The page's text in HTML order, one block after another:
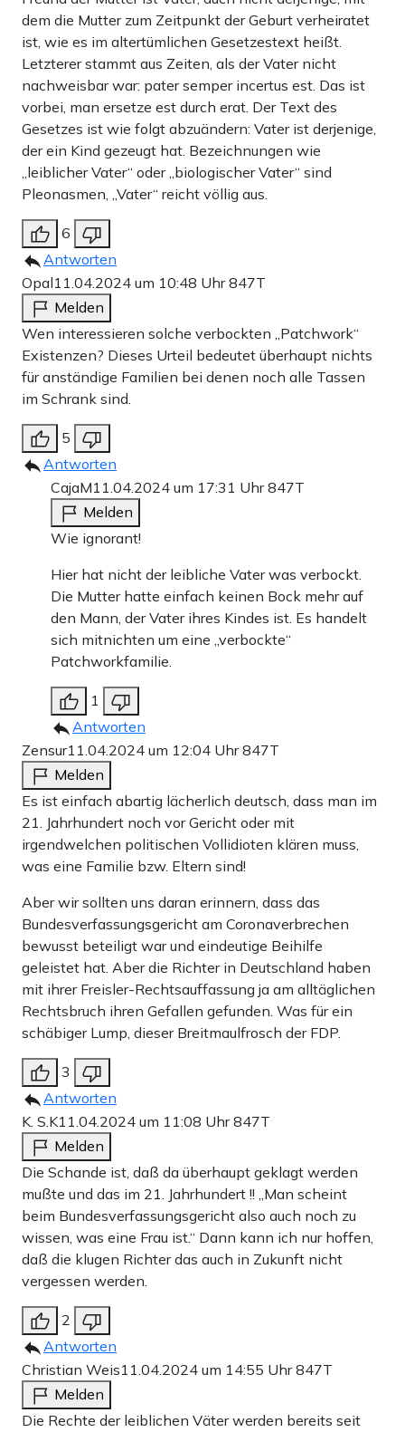
dem die Mutter zum Zeitpunkt der Geburt verheiratet
ist, wie es im altertümlichen Gesetzestext heißt.
Letzterer stammt aus Zeiten, als der Vater nicht
nachweisbar war: pater semper incertus est. Das ist
vorbei, man ersetze est durch erat. Der Text des
Gesetzes ist wie folgt abzuändern: Vater ist derjenige,
der ein Kind gezeugt hat. Bezeichnungen wie
„leiblicher Vater“ oder „biologischer Vater“ sind
Pleonasmen, „Vater“ reicht völlig aus.
6
Antworten
Opal11.04.2024 um 10:48 Uhr847T
Melden
Wen interessieren solche verbockten „Patchwork“
Existenzen? Dieses Urteil bedeutet überhaupt nichts
für anständige Familien bei denen noch alle Tassen
im Schrank sind.
5
Antworten
CajaM11.04.2024 um 17:31 Uhr847T
Melden
Wie ignorant!
Hier hat nicht der leibliche Vater was verbockt.
Die Mutter hatte einfach keinen Bock mehr auf
den Mann, der Vater ihres Kindes ist. Es handelt
sich mitnichten um eine „verbockte“
Patchworkfamilie.
1
Antworten
Zensur11.04.2024 um 12:04 Uhr847T
Melden
Es ist einfach abartig lächerlich deutsch, dass man im
21. Jahrhundert noch vor Gericht oder mit
irgendwelchen politischen Vollidioten klären muss,
was eine Familie bzw. Eltern sind!
Aber wir sollten uns daran erinnern, dass das
Bundesverfassungsgericht am Coronaverbrechen
bewusst beteiligt war und eindeutige Beihilfe
geleistet hat. Aber die Richter in Deutschland haben
mit ihrer Freisler-Rechtsauffassung ja am alltäglichen
Rechtsbruch ihren Gefallen gefunden. Was für ein
schäbiger Lump, dieser Breitmaulfrosch der FDP.
3
Antworten
K. S.K11.04.2024 um 11:08 Uhr847T
Melden
Die Schande ist, daß da überhaupt geklagt werden
mußte und das im 21. Jahrhundert !! „Man scheint
beim Bundesverfassungsgericht also auch noch zu
wissen, was eine Frau ist.“ Dann kann ich nur hoffen,
daß die klugen Richter das auch in Zukunft nicht
vergessen werden.
2
Antworten
Christian Weis11.04.2024 um 14:55 Uhr847T
Melden
Die Rechte der leiblichen Väter werden bereits seit